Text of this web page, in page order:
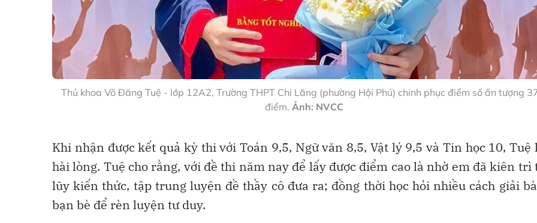
Thủ khoa Võ Đăng Tuệ - lớp 12A2, Trường THPT Chi Lăng (phường Hội Phú) chinh phục điểm số ấn tượng
điểm. Ảnh: NVCC
Khi nhận được kết quả kỳ thi với Toán 9,5, Ngữ văn 8,5, Vật lý 9,5 và Tin học 10, Tuệ
hài lòng. Tuệ cho rằng, với đề thi năm nay để lấy được điểm cao là nhờ em đã kiên trì
lũy kiến thức, tập trung luyện đề thầy cô đưa ra; đồng thời học hỏi nhiều cách giải
bạn bè để rèn luyện tư duy.